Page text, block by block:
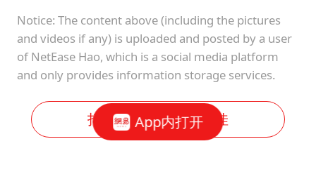
Notice: The content above (including the pictures
and videos if any) is uploaded and posted by a user
of NetEase Hao, which is a social media platform
and only provides information storage services.
打开网易新闻体验更佳
App内打开